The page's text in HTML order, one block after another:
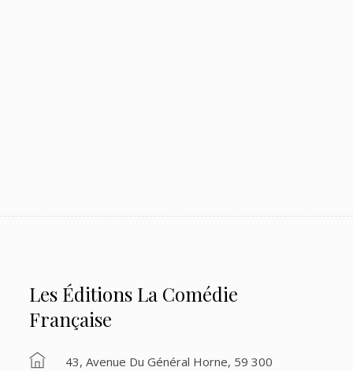
Les Éditions La Comédie
Française
43, Avenue Du Général Horne, 59 300